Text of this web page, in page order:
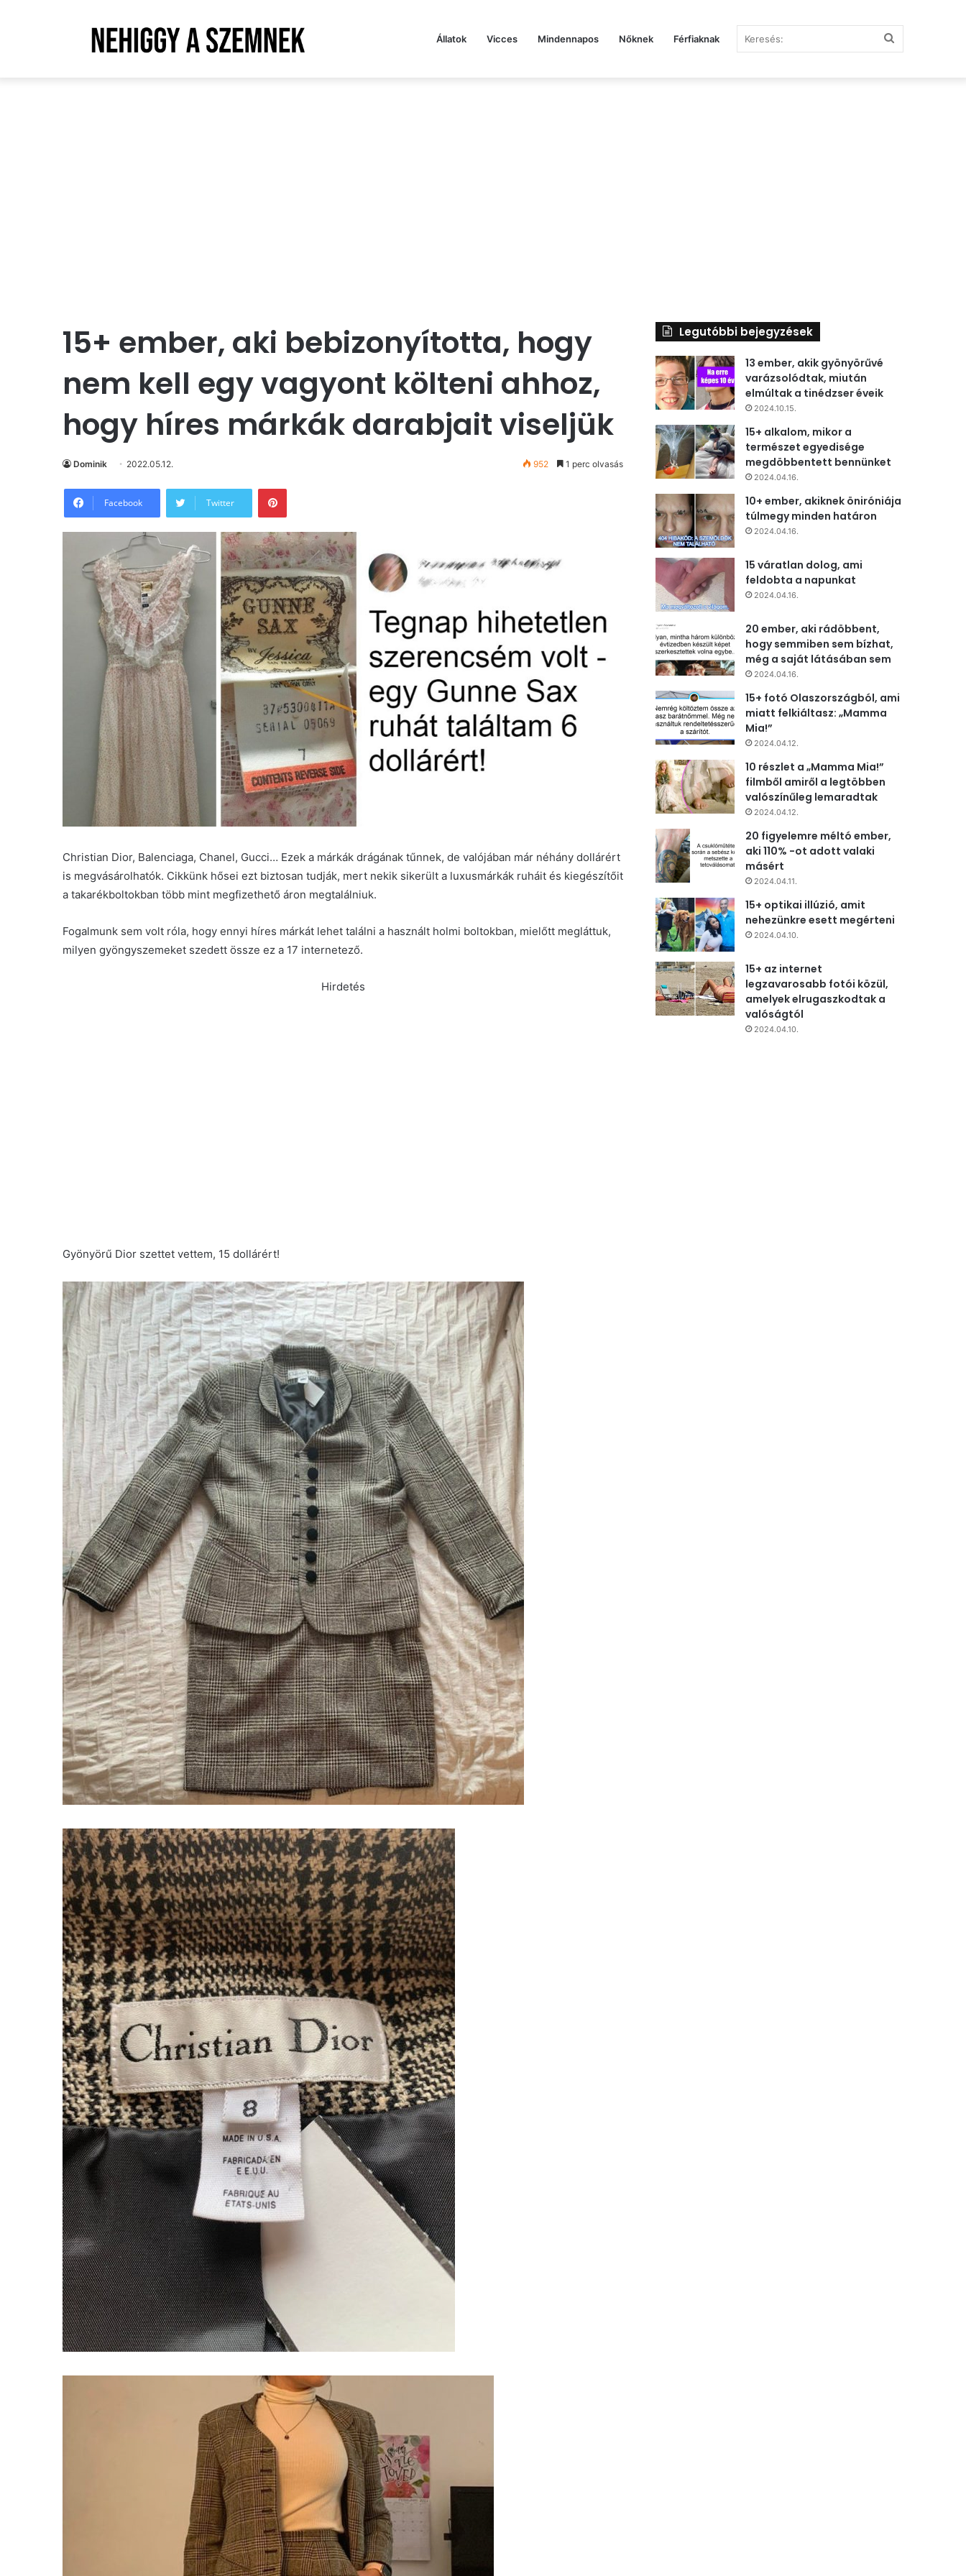
Állatok Vicces Mindennapos Nőknek Férfiaknak
15+ ember, aki bebizonyította, hogy
nem kell egy vagyont költeni ahhoz,
hogy híres márkák darabjait viseljük
Dominik 2022.05.12. 952 1 perc olvasás
Facebook Twitter
Pinterest
Christian Dior, Balenciaga, Chanel, Gucci… Ezek a márkák drágának tűnnek, de valójában már néhány dollárért
is megvásárolhatók. Cikkünk hősei ezt biztosan tudják, mert nekik sikerült a luxusmárkák ruháit és kiegészítőit
a takarékboltokban több mint megfizethető áron megtalálniuk.
Fogalmunk sem volt róla, hogy ennyi híres márkát lehet találni a használt holmi boltokban, mielőtt megláttuk,
milyen gyöngyszemeket szedett össze ez a 17 internetező.
Hirdetés
Gyönyörű Dior szettet vettem, 15 dollárért!
Legutóbbi bejegyzések
13 ember, akik gyönyörűvé
varázsolódtak, miután
elmúltak a tinédzser éveik
2024.10.15.
15+ alkalom, mikor a
természet egyedisége
megdöbbentett bennünket
2024.04.16.
10+ ember, akiknek öniróniája
túlmegy minden határon
2024.04.16.
15 váratlan dolog, ami
feldobta a napunkat
2024.04.16.
20 ember, aki rádöbbent,
hogy semmiben sem bízhat,
még a saját látásában sem
2024.04.16.
15+ fotó Olaszországból, ami
miatt felkiáltasz: „Mamma
Mia!”
2024.04.12.
10 részlet a „Mamma Mia!”
filmből amiről a legtöbben
valószínűleg lemaradtak
2024.04.12.
20 figyelemre méltó ember,
aki 110% -ot adott valaki
másért
2024.04.11.
15+ optikai illúzió, amit
nehezünkre esett megérteni
2024.04.10.
15+ az internet
legzavarosabb fotói közül,
amelyek elrugaszkodtak a
valóságtól
2024.04.10.